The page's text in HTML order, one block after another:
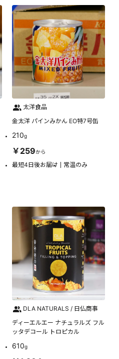
太洋食品
金太洋 パインみかん EO特7号缶
210g
￥259から
最短4日後お届け 常温のみ
DLA NATURALS / 日仏商事
ディーエルエー ナチュラルズ フル
ッタデコール トロピカル
610g